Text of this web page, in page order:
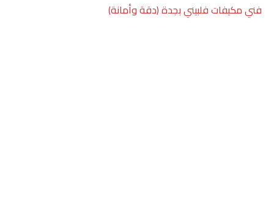
فني مكيفات فلبيني بجدة (دقة وأمانة)